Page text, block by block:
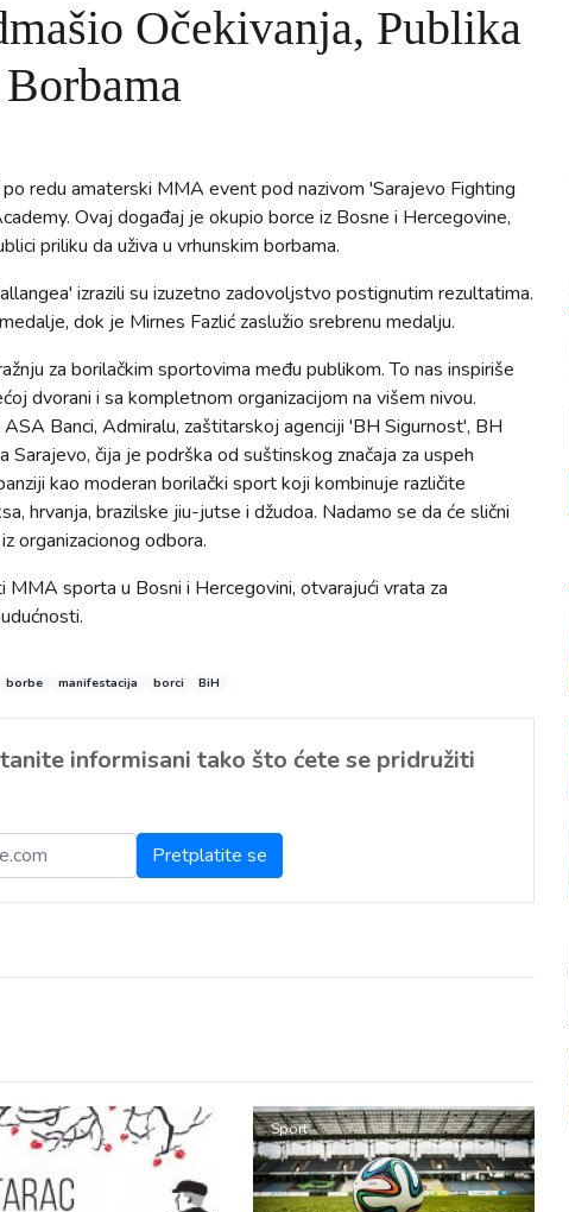
Očekivanja, Publika
redu amaterski MMA event pod nazivom 'Sarajevo Fighting
Ovaj događaj je okupio borce iz Bosne i Hercegovine,
priliku da uživa u vrhunskim borbama.
izrazili su izuzetno zadovoljstvo postignutim rezultatima.
dok je Mirnes Fazlić zaslužio srebrenu medalju.
za borilačkim sportovima među publikom. To nas inspiriše
dvorani i sa kompletnom organizacijom na višem nivou.
Banci, Admiralu, zaštitarskoj agenciji 'BH Sigurnost', BH
čija je podrška od suštinskog značaja za uspeh
kao moderan borilački sport koji kombinuje različite
hrvanja, brazilske jiu-jutse i džudoa. Nadamo se da će slični
organizacionog odbora.
sporta u Bosni i Hercegovini, otvarajući vrata za
borbe manifestacija borci BiH
informisani tako što ćete se pridružiti
Sport